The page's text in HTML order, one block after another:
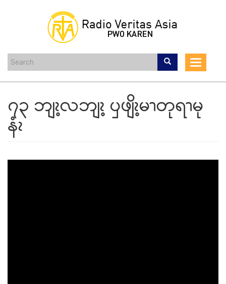
content
Toggle
၇၃ ဘျၩ့လဘျၩ့ ၦဖျိၩ့မၫတုရၫမု
နံၩ